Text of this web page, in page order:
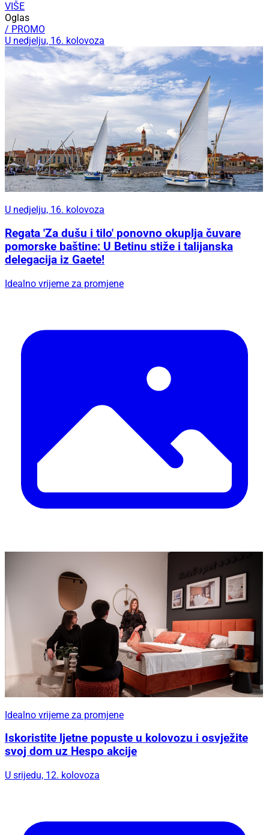
VIŠE
Oglas
/ PROMO
U nedjelju, 16. kolovoza
U nedjelju, 16. kolovoza
Regata 'Za dušu i tilo' ponovno okuplja čuvare
pomorske baštine: U Betinu stiže i talijanska
delegacija iz Gaete!
Idealno vrijeme za promjene
Idealno vrijeme za promjene
Iskoristite ljetne popuste u kolovozu i osvježite
svoj dom uz Hespo akcije
U srijedu, 12. kolovoza